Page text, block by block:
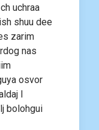
uchraa
shuu dee
zarim
nas
osvor
l
bolohgui